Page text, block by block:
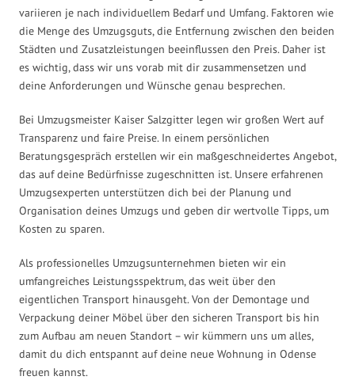
variieren je nach individuellem Bedarf und Umfang. Faktoren wie
die Menge des Umzugsguts, die Entfernung zwischen den beiden
Städten und Zusatzleistungen beeinflussen den Preis. Daher ist
es wichtig, dass wir uns vorab mit dir zusammensetzen und
deine Anforderungen und Wünsche genau besprechen.
Bei Umzugsmeister Kaiser Salzgitter legen wir großen Wert auf
Transparenz und faire Preise. In einem persönlichen
Beratungsgespräch erstellen wir ein maßgeschneidertes Angebot,
das auf deine Bedürfnisse zugeschnitten ist. Unsere erfahrenen
Umzugsexperten unterstützen dich bei der Planung und
Organisation deines Umzugs und geben dir wertvolle Tipps, um
Kosten zu sparen.
Als professionelles Umzugsunternehmen bieten wir ein
umfangreiches Leistungsspektrum, das weit über den
eigentlichen Transport hinausgeht. Von der Demontage und
Verpackung deiner Möbel über den sicheren Transport bis hin
zum Aufbau am neuen Standort – wir kümmern uns um alles,
damit du dich entspannt auf deine neue Wohnung in Odense
freuen kannst.